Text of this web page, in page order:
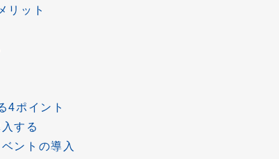
リット
4ポイント
する
ントの導入